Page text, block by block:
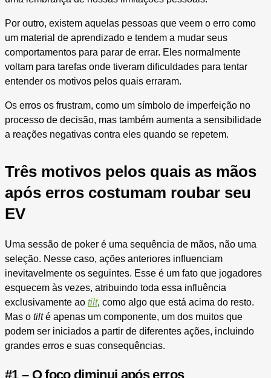
Por outro, existem aquelas pessoas que veem o erro como
um material de aprendizado e tendem a mudar seus
comportamentos para parar de errar. Eles normalmente
voltam para tarefas onde tiveram dificuldades para tentar
entender os motivos pelos quais erraram.
Os erros os frustram, como um símbolo de imperfeição no
processo de decisão, mas também aumenta a sensibilidade
a reações negativas contra eles quando se repetem.
Três motivos pelos quais as mãos
após erros costumam roubar seu
EV
Uma sessão de poker é uma sequência de mãos, não uma
seleção. Nesse caso, ações anteriores influenciam
inevitavelmente os seguintes. Esse é um fato que jogadores
esquecem às vezes, atribuindo toda essa influência
exclusivamente ao tilt, como algo que está acima do resto.
Mas o tilté apenas um componente, um dos muitos que
podem ser iniciados a partir de diferentes ações, incluindo
grandes erros e suas consequências.
#1 – O foco diminui após erros